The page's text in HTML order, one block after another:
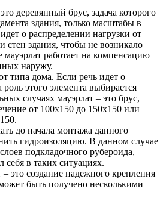
деревянный брус, задача которого
здания, только масштабы в
о распределении нагрузки от
стен здания, чтобы не возникало
работает на компенсацию
наружу.
типа дома. Если речь идет о
этого элемента выбирается
случаях мауэрлат – это брус,
от 100х150 до 150х150 или
до начала монтажа данного
гидроизоляцию. В данном случае
подкладочного рубероида,
себя в таких ситуациях.
это создание надежного крепления
быть получено несколькими